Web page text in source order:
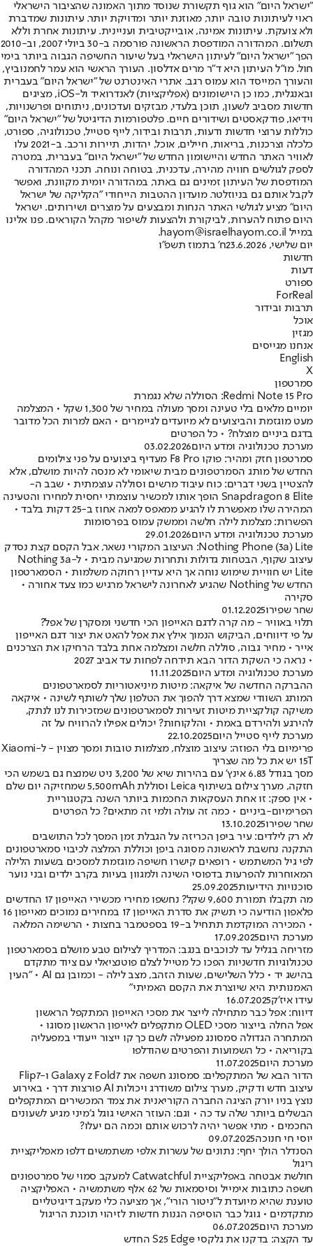
"ישראל היום" הוא גוף תקשורת שנוסד מתוך האמונה שהציבור הישראלי
ראוי לעיתונות טובה יותר, מאוזנת יותר ומדויקת יותר. עיתונות שמדברת
ולא צועקת. עיתונות אמינה, אובייקטיבית ועניינית. עיתונות אחרת וללא
תשלום. המהדורה המודפסת הראשונה פורסמה ב-30 ביולי 2007, וב-2010
הפך "ישראל היום" לעיתון הישראלי בעל שיעור החשיפה הגבוה ביותר בימי
חול. מו"ל העיתון היא ד"ר מרים אדלסון. העורך הראשי הוא עמר לחמנוביץ,
והעורך המייסד הוא עמוס רגב. אתרי האינטרנט של "ישראל היום" בעברית
ובאנגלית, כמו כן היישומונים (אפליקציות) לאנדרואיד ול-iOS, מציגים
חדשות מסביב לשעון, תוכן בלעדי, מבזקים ועדכונים, ניתוחים ופרשנויות,
וידיאו, פודקאסטים ושידורים חיים. פלטפורמות הדיגיטל של "ישראל היום"
כוללות ערוצי חדשות ודעות, תרבות ובידור, לייף סטייל, טכנולוגיה, ספורט,
כלכלה וצרכנות, בריאות, חיילים, אוכל, יהדות, תיירות ורכב. ב-2021 עלו
לאוויר האתר החדש והיישומון החדש של "ישראל היום" בעברית, במטרה
לספק לגולשים חוויה מהירה, עדכנית, בטוחה ונוחה. תכני המהדורה
המודפסת של העיתון זמינים גם באתר, במהדורה יומית מקוונת, ואפשר
לקבל אותם גם בניוזלטר. מועדון ההטבות הייחודי "הקליקה של ישראל
היום" מציע לגולשי האתר הנחות ומבצעים על מוצרים ושירותים. ישראל
היום פתוח להערות, לביקורת ולהצעות לשיפור מקהל הקוראים. פנו אלינו
במייל hayom@israelhayom.co.il.
יום שלישי, 23.6.2026
ח' בתמוז תשפ"ו
חדשות
דעות
ספורט
ForReal
תרבות ובידור
אוכל
מגזין
אנחנו מגייסים
English
X
סמרטפון
Redmi Note 15 Pro: הסוללה שלא נגמרת
יומיים מלאים בלי טעינה ומסך מעולה במחיר של 1,300 שקל • המצלמה
מעט מוגזמת והביצועים לא מיועדים לגיימרים • האם למרות הכל מדובר
בדגם ביניים מוצלח? • כל הפרטים
מערכת טכנולוגיה ומדע היום03.02.2026
סמרטפון חזק ומהיר: פוקו F8 Pro מעדיף ביצועים על פני צילומים
החדש של מותג הסמרטפונים מבית שיאומי לא מנסה להיות מושלם, אלא
להצטיין בשני דברים: כוח עיבוד מרשים וסוללה עוצמתית • שבב ה-
Snapdragon 8 Elite הופך אותו למכשיר עוצמתי יחסית למחירו והטעינה
המהירה שלו מאפשרת לו להגיע ממאפס למאה אחוז ב-25 דקות בלבד •
הפשרות: מצלמת לילה חלשה וממשק עמוס בפרסומות
מערכת טכנולוגיה ומדע היום29.01.2026
Nothing Phone (3a) Lite: העיצוב המקורי נשאר, אבל הקסם קצת נסדק
עיצוב שקוף, הבטחות גדולות ותחרות שמגיעה מבית • ל-Nothing 3a
Lite יש חוויית שימוש נוחה אך היא עדיין רחוקה משלמות • הסמארטפון
החדש של Nothing שהגיע לאחרונה לישראל מרגיש כמו צעד אחורה •
סקירה
שחר שפירו01.12.2025
תלוי באוויר - מה קרה לדגם האייפון הכי חדשני ומסקרן של אפל?
על פי דיווחים, הביקוש הנמוך אילץ את אפל להאט את יצור דגם האייפון
אייר • מחיר גבוה, סוללה חלשה ומצלמה אחת בלבד הרחיקו את הצרכנים
• נראה כי השקת הדור הבא תידחה לפחות עד אביב 2027
מערכת טכנולוגיה ומדע היום11.11.2025
ההברקה החדשה של איקאה: מיטות מיניאטוריות לסמארטפונים
המותג השוודי שמצא דרך להפוך את הטלפון שלך לשותף לשינה • איקאה
משיקה קולקציית מיטות זעירות לסמארטפונים שמזכירות לנו לנתק,
להירגע ולהירדם באמת • והלקוחות? יכולים אפילו להרוויח על זה
מערכת לייף סטייל היום22.10.2025
פרימיום בלי הפוזה: עיצוב מוצלח, מצלמות טובות ומסך מצוין - ל-Xiaomi
15T יש את כל מה שצריך
מסך בגודל 6.83 אינץ' עם בהירות שיא של 3,200 ניט שמנצח גם בשמש הכי
חזקה, מערך צילום בשיתוף Leica וסוללת 5,500mAh שמחזיקה יום שלם
• אין ספק: זו אחת העסקאות החכמות ביותר השנה בקטגוריית
הפרימיום-ביניים • כמה זה עולה ולמי זה מתאים? כל הפרטים
שחר שפירו13.10.2025
לא רק לילדים: עיר ביפן הכריזה על הגבלת זמן המסך לכל התושבים
התקנה נחשבת לראשונה מסוגה ביפן וכוללת המלצה לכיבוי סמארטפונים
לפי גיל המשתמש • רופאים קישרו חשיפה מוגזמת למסכים בשעות הלילה
המאוחרות להפרעות בדפוסי השינה ולמגוון בעיות בקרב ילדים ובני נוער
סוכנויות הידיעות25.09.2025
מה תקבלו תמורת 9,600 שקל? נחשפו מחירי מכשירי האייפון 17 החדשים
פלאפון הודיעה כי תשיק את סדרת האייפון 17 במחירים נמוכים מאייפון 16
• המכירה המוקדמת תתחיל ב-19 בספטמבר בחצות • הרשימה המלאה
מערכת היום17.09.2025
מזריחה בגליל עד לכוכבים בנגב: המדריך לצילום טבע מושלם בסמארטפון
טכנולוגיות חדשניות הפכו כל מטייל לצלם פוטנציאלי עם ציוד מתקדם
בהישג יד • כלל השלישים, שעות הזהב, מצב לילה - וכמובן גם AI • "העין
האמנותית היא שיוצרת את הקסם האמיתי"
עידו איז'ק16.07.2025
דיווח: אפל כבר מתחילה לייצר את מסכי האייפון המתקפל הראשון
אפל החלה בייצור מסכי OLED מתקפלים לאייפון הראשון מסוגו •
המתחרה הגדולה סמסונג מפעילה לשם כך קו ייצור ייעודי במפעליה
בקוריאה • כל השמועות והפרטים שהודלפו
מערכת היום11.07.2025
הדור הבא של המתקפלים: סמסונג חשפה את Galaxy z Fold7 ו-Flip7
עיצוב חדש ודקיק, מערך צילום משודרג ויכולות AI פורצות דרך • באירוע
נוצץ בניו יורק הציגה החברה הקוריאנית את צמד המכשירים המתקפלים
הבשלים ביותר שלה עד כה • וגם: העוזר האישי גוגל ג׳מיני מגיע לשעונים
החכמים • מתי אפשר יהיה לרכוש אותם וכמה הם יעלו?
יוסי חי חנוכה09.07.2025
הסנדלר הולך יחף: נתונים של עשרות אלפי משתמשים דלפו מאפליקציית
ריגול
חולשת אבטחה באפליקציית Catwatchful למעקב סמוי של סמרטפונים
חשפה כתובות אימייל וסיסמאות של 62 אלף משתמשיה • האפליקציה
טוענת שהיא מיועדת ל"ניטור הורי", אך מציעה כלי מעקב דיגיטליים
מתקדמים • גוגל כבר הוסיפה הגנות חדשות לזיהוי תוכנת הריגול
מערכת היום06.07.2025
עד הקצה: בדקנו את גלקסי S25 Edge החדש